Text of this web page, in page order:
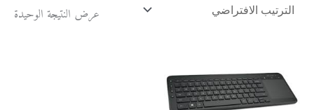
عرض النتيجة الوحيدة